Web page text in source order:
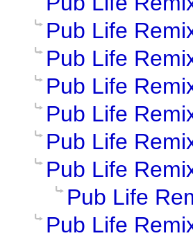
Pub Life
Pub Life
Pub Life
Pub Life
Pub Life
Pub Life
Pub Life
Pub Life